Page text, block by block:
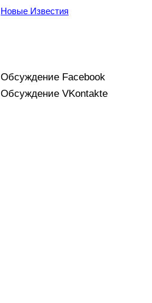
Новые Известия
Обсуждение Facebook
Обсуждение VKontakte